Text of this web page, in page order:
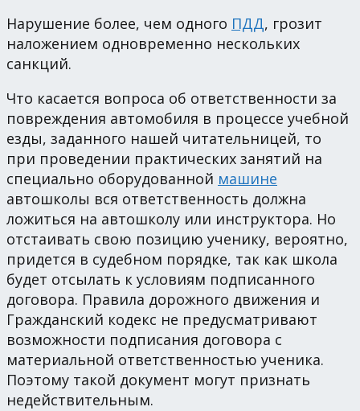
Нарушение более, чем одного ПДД, грозит
наложением одновременно нескольких
санкций.
Что касается вопроса об ответственности за
повреждения автомобиля в процессе учебной
езды, заданного нашей читательницей, то
при проведении практических занятий на
специально оборудованной машине
автошколы вся ответственность должна
ложиться на автошколу или инструктора. Но
отстаивать свою позицию ученику, вероятно,
придется в судебном порядке, так как школа
будет отсылать к условиям подписанного
договора. Правила дорожного движения и
Гражданский кодекс не предусматривают
возможности подписания договора с
материальной ответственностью ученика.
Поэтому такой документ могут признать
недействительным.